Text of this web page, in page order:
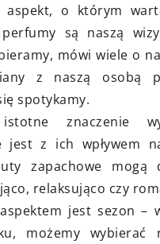
aspekt, o którym
są naszą
mówi wiele o
z naszą osobą
spotykamy.
znaczenie
jest z ich wpływem
zapachowe mogą
relaksująco czy
jest sezon –
możemy wybierać